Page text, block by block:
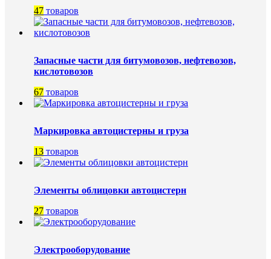
47 товаров
Запасные части для битумовозов, нефтевозов,
кислотовозов
67 товаров
Маркировка автоцистерны и груза
13 товаров
Элементы облицовки автоцистерн
27 товаров
Электрооборудование